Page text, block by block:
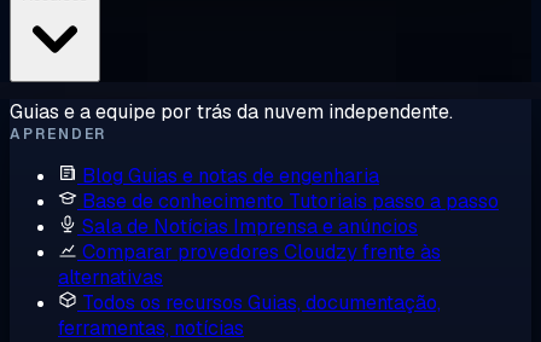
Guias e a equipe por trás da nuvem independente.
APRENDER
Blog Guias e notas de engenharia
Base de conhecimento Tutoriais passo a passo
Sala de Notícias Imprensa e anúncios
Comparar provedores Cloudzy frente às
alternativas
Todos os recursos Guias, documentação,
ferramentas, notícias